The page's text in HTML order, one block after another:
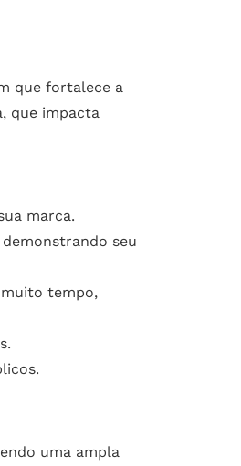
que fortalece a
que impacta
marca.
seu
tempo,
uma ampla